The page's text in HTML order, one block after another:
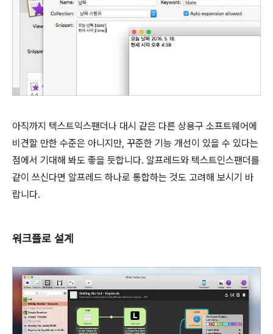
아직까지 텍스트익스팬더나 대시 같은 다른 상용구 소프트웨어에
비견할 만한 수준은 아니지만, 꾸준한 기능 개선이 있을 수 있다는
점에서 기대해 봐도 좋을 듯합니다. 알프레드와 텍스트인스팬더를
같이 쓰신다면 알프레드 하나로 통합하는 것도 고려해 보시기 바
랍니다.
워크플로 설계